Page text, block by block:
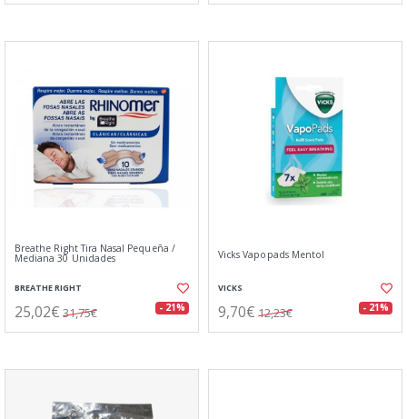
Breathe Right Tira Nasal Pequeña /
Mediana 30 Unidades
BREATHE RIGHT
25,02€ 31,75€ - 21%
Vicks Vapopads Mentol
VICKS
9,70€ 12,23€ - 21%